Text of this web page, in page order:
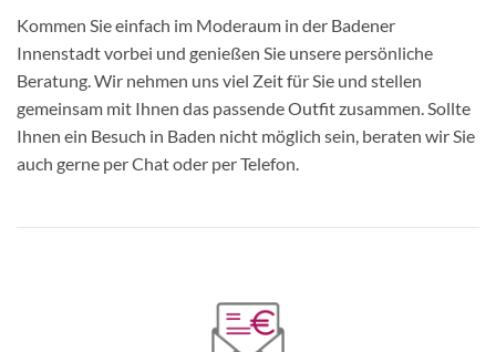
Kommen Sie einfach im Moderaum in der Badener
Innenstadt vorbei und genießen Sie unsere persönliche
Beratung. Wir nehmen uns viel Zeit für Sie und stellen
gemeinsam mit Ihnen das passende Outfit zusammen. Sollte
Ihnen ein Besuch in Baden nicht möglich sein, beraten wir Sie
auch gerne per Chat oder per Telefon.